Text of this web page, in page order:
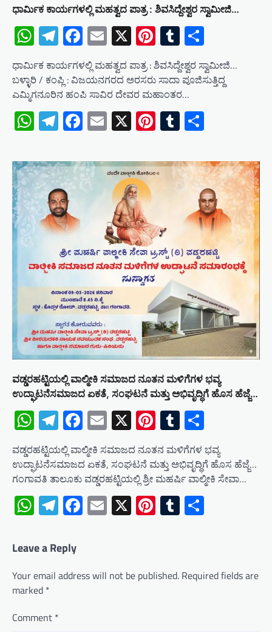
ಧಾರ್ಮಿಕ ಕಾರ್ಯಗಳಲ್ಲಿ ಮಹತ್ವದ ಪಾತ್ರ : ಶಿವಸಿದ್ದೇಶ್ವರ ಸ್ವಾಮೀಜಿ…
WhatsApp
Telegram
Facebook
Email
X Pinterest
Tumblr
ಧಾರ್ಮಿಕ ಕಾರ್ಯಗಳಲ್ಲಿ ಮಹತ್ವದ ಪಾತ್ರ : ಶಿವಸಿದ್ದೇಶ್ವರ ಸ್ವಾಮೀಜಿ…
ಬಳ್ಳಾರಿ / ಕಂಪ್ಲಿ : ವಿಜಯನಗರದ ಅರಸರು ಸಾದಾ ಪೂಜಿಸುತ್ತಿದ್ದ
ಎಮ್ಮಿಗನೂರಿನ ಹಂಪಿ ಸಾವಿರ ದೇವರ ಮಹಾಂತರ…
WhatsApp
Telegram
Facebook
Email
X Pinterest
Tumblr
ವಡ್ಡರಹಟ್ಟಿಯಲ್ಲಿ ವಾಲ್ಮೀಕಿ ಸಮಾಜದ ನೂತನ ಮಳಿಗೆಗಳ ಭವ್ಯ
ಉದ್ಘಾಟನೆಸಮಾಜದ ಏಕತೆ, ಸಂಘಟನೆ ಮತ್ತು ಅಭಿವೃದ್ಧಿಗೆ ಹೊಸ ಹೆಜ್ಜೆ…
WhatsApp
Telegram
Facebook
Email
X Pinterest
Tumblr
ವಡ್ಡರಹಟ್ಟಿಯಲ್ಲಿ ವಾಲ್ಮೀಕಿ ಸಮಾಜದ ನೂತನ ಮಳಿಗೆಗಳ ಭವ್ಯ
ಉದ್ಘಾಟನೆಸಮಾಜದ ಏಕತೆ, ಸಂಘಟನೆ ಮತ್ತು ಅಭಿವೃದ್ಧಿಗೆ ಹೊಸ ಹೆಜ್ಜೆ…
ಗಂಗಾವತಿ ತಾಲೂಕು ವಡ್ಡರಹಟ್ಟಿಯಲ್ಲಿ ಶ್ರೀ ಮಹರ್ಷಿ ವಾಲ್ಮೀಕಿ ಸೇವಾ…
WhatsApp
Telegram
Facebook
Email
X Pinterest
Tumblr
Leave a Reply
Your email address will not be published. Required fields are
marked *
Comment *